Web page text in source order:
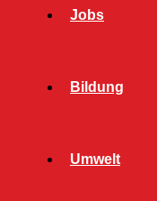
Jobs
Bildung
Umwelt